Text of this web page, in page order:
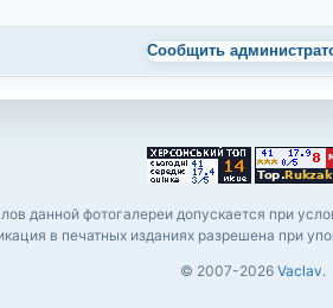
Сообщить
данной фотогалереи допускается при
в печатных изданиях разрешена при
© 2007-2026 Vaclav.